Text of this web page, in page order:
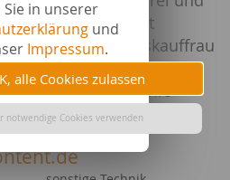
in unserer
und
Impressum.
alle Cookies zulassen
notwendige Cookies verwenden
kaufen
Gehalt
Veranstaltungskauffrau
Natursteinteppich
Mentalakademie
/ Beauty